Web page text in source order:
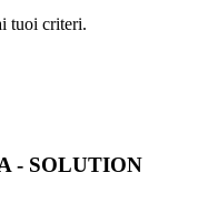
tuoi criteri.
- SOLUTION